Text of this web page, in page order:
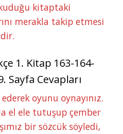
kitaptaki
merakla takip etmesi
1. Kitap 163-164-
Sayfa Cevapları
oyunu oynayınız.
el ele tutuşup çember
bir sözcük söyledi,